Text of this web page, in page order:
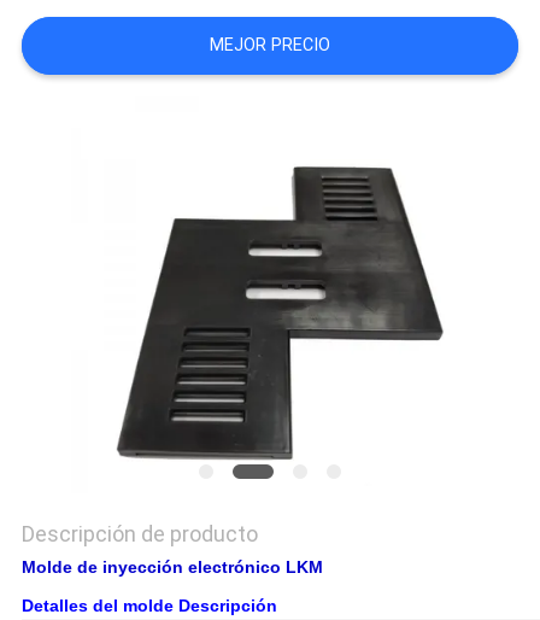
CITA
MEJOR PRECIO
Descripción de producto
Molde de inyección electrónico LKM
Detalles del molde Descripción